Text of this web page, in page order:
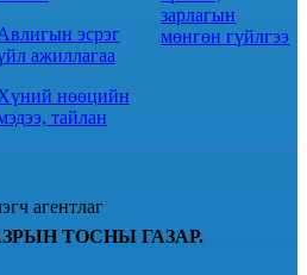
эсрэг
ажиллагаа
нөөцийн
тайлан
зарлагын
мөнгөн гүйлгээ
агентлаг
ТОСНЫ ГАЗАР.